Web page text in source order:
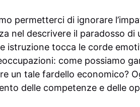
permetterci di ignorare
nel descrivere il paradosso di
istruzione tocca le corde
come possiamo
un tale fardello economico?
delle competenze e delle